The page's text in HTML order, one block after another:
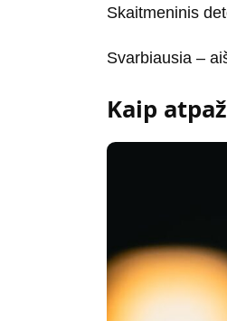
Skaitmeninis
Svarbiausia –
Kaip